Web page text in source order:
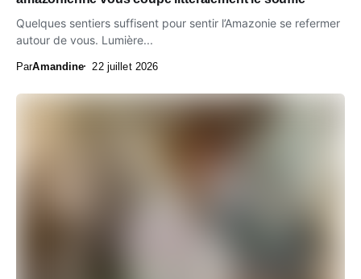
Quelques sentiers suffisent pour sentir l’Amazonie se refermer
autour de vous. Lumière...
ParAmandine 22 juillet 2026